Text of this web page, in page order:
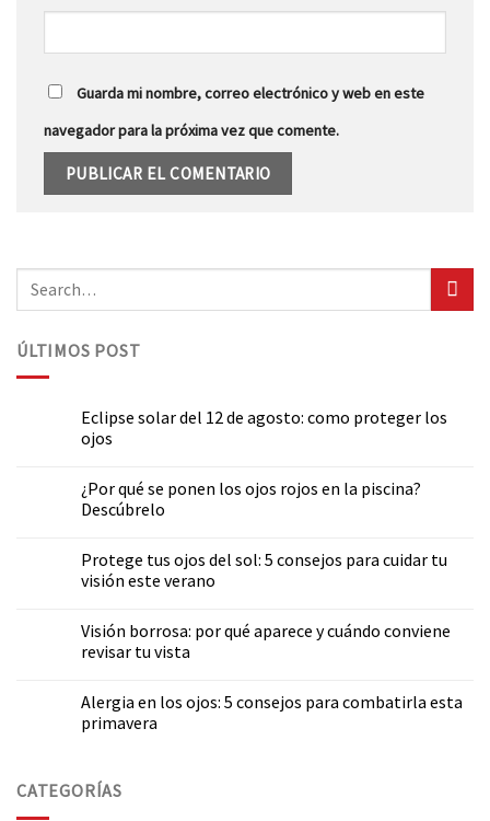
Guarda mi nombre, correo electrónico y web en este
navegador para la próxima vez que comente.
ÚLTIMOS POST
Eclipse solar del 12 de agosto: como proteger los
ojos
¿Por qué se ponen los ojos rojos en la piscina?
Descúbrelo
Protege tus ojos del sol: 5 consejos para cuidar tu
visión este verano
Visión borrosa: por qué aparece y cuándo conviene
revisar tu vista
Alergia en los ojos: 5 consejos para combatirla esta
primavera
CATEGORÍAS